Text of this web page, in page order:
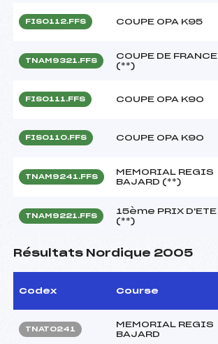
FIS0112.FFS COUPE OPA K95
TNAM9321.FFS
COUPE DE FRANCE
(**)
FIS0111.FFS COUPE OPA K90
FIS0110.FFS COUPE OPA K90
TNAM9241.FFS
MEMORIAL REGIS
BAJARD (**)
TNAM9221.FFS
15ème PRIX D'ETE
(**)
Résultats Nordique 2005
Codex Course
TNAT0241
MEMORIAL REGIS
BAJARD